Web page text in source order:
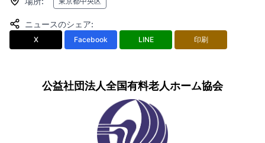
ニュースのシェア:
X Facebook LINE 印刷
公益社団法人全国有料老人ホーム協会